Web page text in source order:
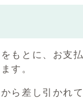
もとに、お支
す。
ら差し引かれ